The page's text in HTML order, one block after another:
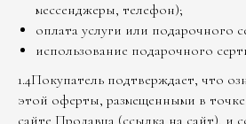
мессенджеры, телефон);
оплата услуги или подарочного
использование подарочного
1.4Покупатель подтверждает, что
этой оферты, размещенными в
сайте Продавца (ссылка на сайт), и